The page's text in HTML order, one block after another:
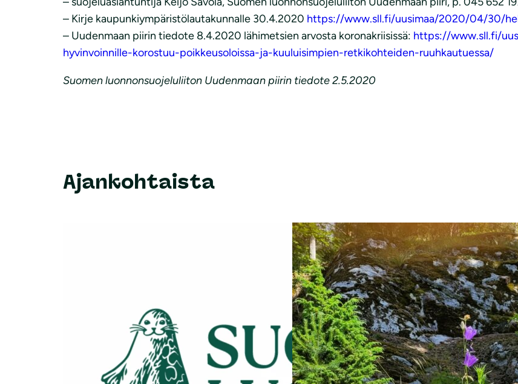
– Kirje kaupunkiympäristölautakunnalle 30.4.2020 https://www.sll.fi/uusimaa/2020/04/30/
– Uudenmaan piirin tiedote 8.4.2020 lähimetsien arvosta koronakriisissä: https://www.sll.fi/
hyvinvoinnille-korostuu-poikkeusoloissa-ja-kuuluisimpien-retkikohteiden-ruuhkautuessa/
Suomen luonnonsuojeluliiton Uudenmaan piirin tiedote 2.5.2020
Ajankohtaista